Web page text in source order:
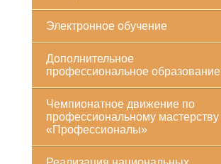
Электронное обучение
Дополнительное
профессиональное образование
Чемпионатное движение по
профессиональному мастерству
«Профессионалы»